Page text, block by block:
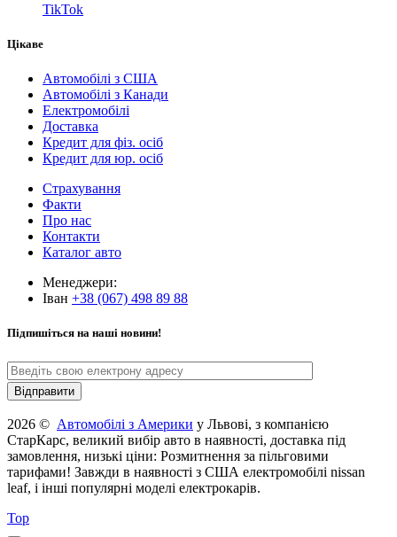
TikTok
Цікаве
Автомобілі з США
Автомобілі з Канади
Електромобілі
Доставка
Кредит для фіз. осіб
Кредит для юр. осіб
Страхування
Факти
Про нас
Контакти
Каталог авто
Менеджери:
Іван +38 (067) 498 89 88
Підпишіться на наші новини!
2026 © Автомобілі з Америки у Львові, з компанією
СтарКарс, великий вибір авто в наявності, доставка під
замовлення, низькі ціни: Розмитнення за пільговими
тарифами! Завжди в наявності з США електромобілі nissan
leaf, і інші популярні моделі електрокарів.
Top